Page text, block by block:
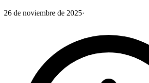
26 de noviembre de 2025·